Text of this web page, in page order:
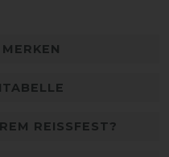
REISSFEST?